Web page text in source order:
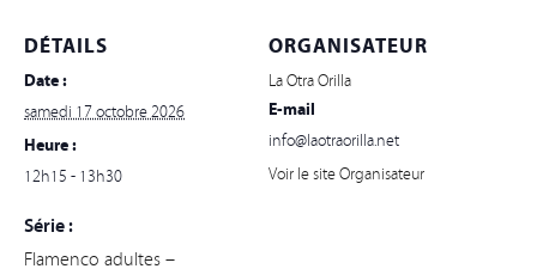
DÉTAILS
Date :
samedi 17 octobre 2026
Heure :
12h15 - 13h30
Série :
Flamenco adultes –
ORGANISATEUR
La Otra Orilla
E-mail
info@laotraorilla.net
Voir le site Organisateur